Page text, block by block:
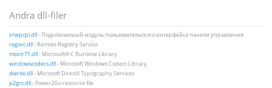
Andra dll-filer
xrwpcpl.dll- Подключаемый модуль пользовательского интерфейса панели управления
regsvc.dll- Remote Registry Service
msvcr71.dll- Microsoft® C Runtime Library
windowscodecs.dll- Microsoft Windows Codecs Library
dwrite.dll- Microsoft DirectX Typography Services
p2grc.dll- Power2Go resource file